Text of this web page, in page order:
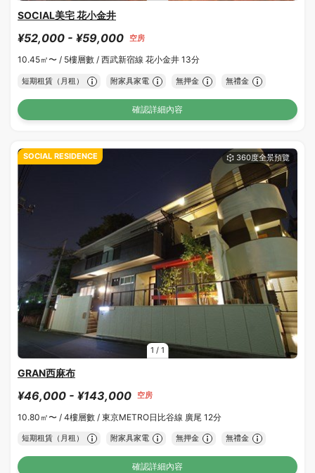
SOCIAL美宅 花小金井
¥52,000 - ¥59,000 空房
10.45㎡〜 / 5樓層數 / 西武新宿線 花小金井 13分
短期租賃（月租） 附家具家電 無押金 無禮金
確認詳細內容
1 / 1
SOCIAL RESIDENCE
GRAN西麻布
¥46,000 - ¥143,000 空房
10.80㎡〜 / 4樓層數 / 東京METRO日比谷線 廣尾 12分
短期租賃（月租） 附家具家電 無押金 無禮金
確認詳細內容